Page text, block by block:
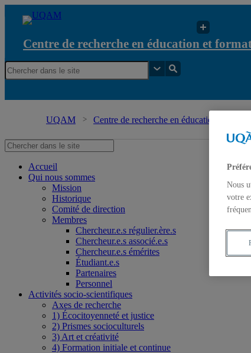
Centre de recherche en éducation et
UQAM Centre de recherche en éducation et
Accueil
Qui nous sommes
Mission
Historique
Comité de direction
Membres
Chercheur.e.s régulier.ère.s
Chercheur.e.s associé.e.s
Chercheur.e.s émérites
Étudiant.e.s
Partenaires
Personnel
Activités socio-scientifiques
Axes de recherche
1) Écocitoyenneté et justice
2) Prismes socioculturels
3) Art et créativité
4) Formation initiale et continue
Nous
votre